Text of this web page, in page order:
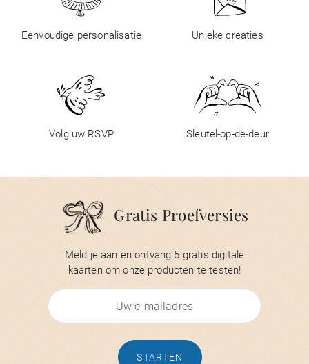
Eenvoudige personalisatie Unieke creaties
Volg uw RSVP Sleutel-op-de-deur
Gratis Proefversies
Meld je aan en ontvang 5 gratis digitale
kaarten om onze producten te testen!
STARTEN